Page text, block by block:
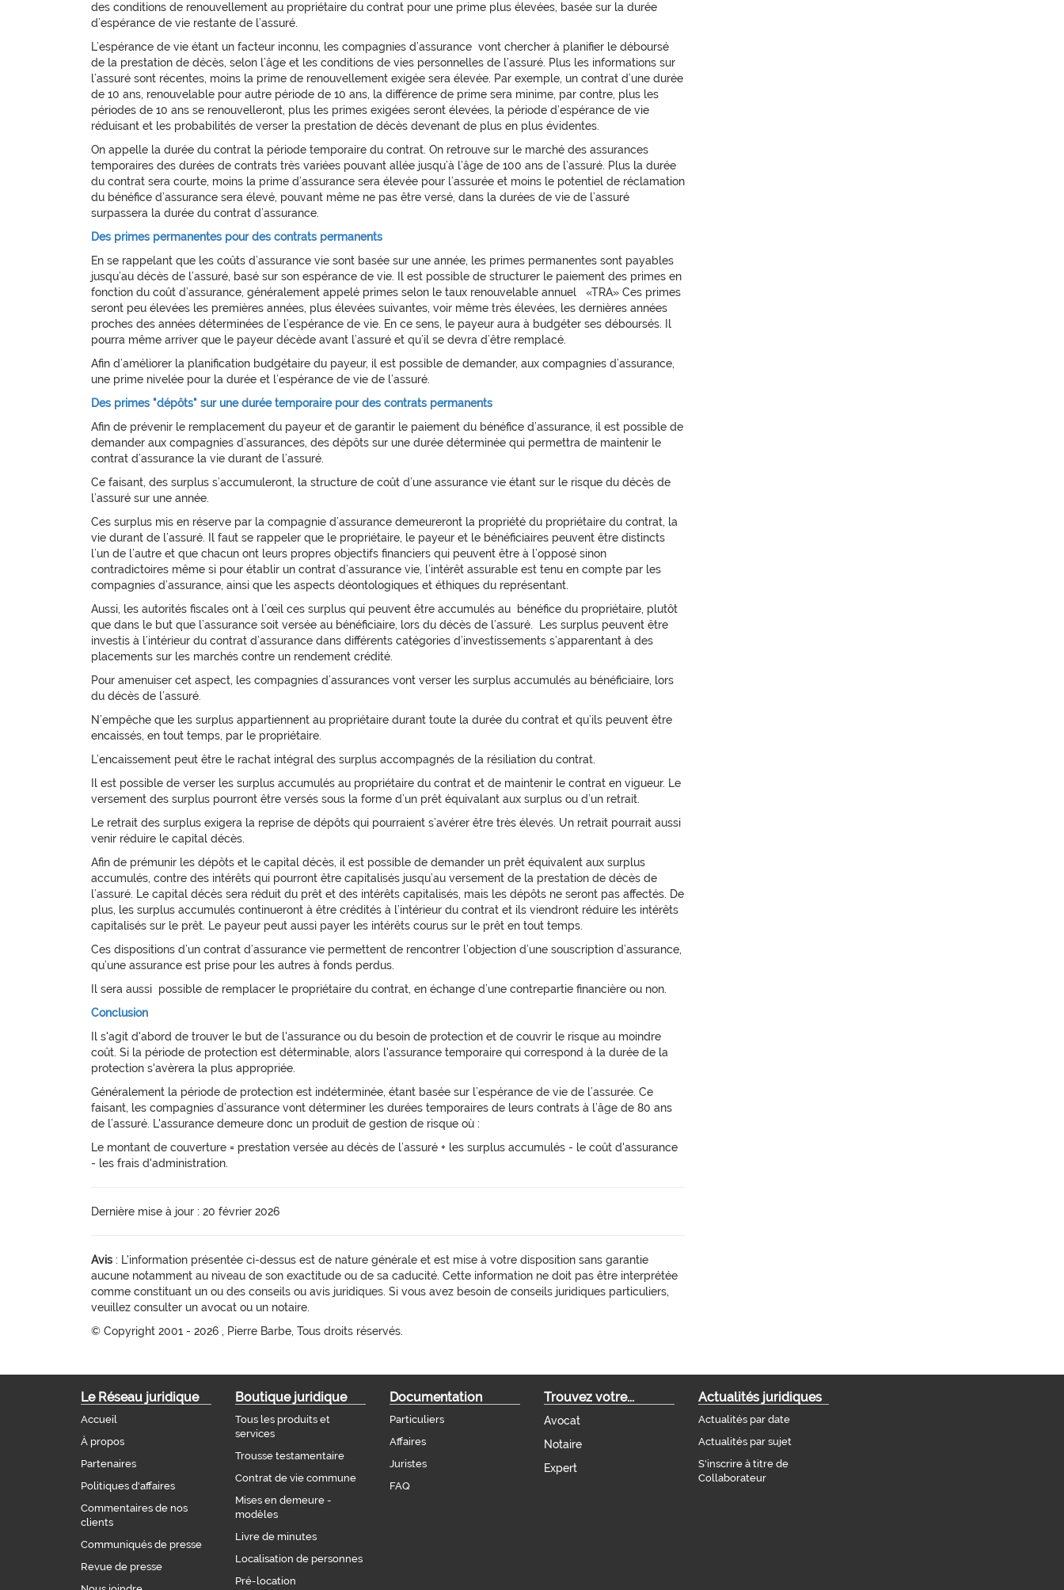
des conditions de renouvellement au propriétaire du contrat pour une prime plus élevées, basée sur la durée
d’espérance de vie restante de l’assuré.
L’espérance de vie étant un facteur inconnu, les compagnies d’assurance vont chercher à planifier le déboursé
de la prestation de décès, selon l’âge et les conditions de vies personnelles de l’assuré. Plus les informations sur
l’assuré sont récentes, moins la prime de renouvellement exigée sera élevée. Par exemple, un contrat d’une durée
de 10 ans, renouvelable pour autre période de 10 ans, la différence de prime sera minime, par contre, plus les
périodes de 10 ans se renouvelleront, plus les primes exigées seront élevées, la période d’espérance de vie
réduisant et les probabilités de verser la prestation de décès devenant de plus en plus évidentes.
On appelle la durée du contrat la période temporaire du contrat. On retrouve sur le marché des assurances
temporaires des durées de contrats très variées pouvant allée jusqu’à l’âge de 100 ans de l’assuré. Plus la durée
du contrat sera courte, moins la prime d’assurance sera élevée pour l’assurée et moins le potentiel de réclamation
du bénéfice d’assurance sera élevé, pouvant même ne pas être versé, dans la durées de vie de l’assuré
surpassera la durée du contrat d’assurance.
Des primes permanentes pour des contrats permanents
En se rappelant que les coûts d’assurance vie sont basée sur une année, les primes permanentes sont payables
jusqu’au décès de l’assuré, basé sur son espérance de vie. Il est possible de structurer le paiement des primes en
fonction du coût d’assurance, généralement appelé primes selon le taux renouvelable annuel «TRA» Ces primes
seront peu élevées les premières années, plus élevées suivantes, voir même très élevées, les dernières années
proches des années déterminées de l’espérance de vie. En ce sens, le payeur aura à budgéter ses déboursés. Il
pourra même arriver que le payeur décède avant l’assuré et qu’il se devra d’être remplacé.
Afin d’améliorer la planification budgétaire du payeur, il est possible de demander, aux compagnies d’assurance,
une prime nivelée pour la durée et l’espérance de vie de l’assuré.
Des primes "dépôts" sur une durée temporaire pour des contrats permanents
Afin de prévenir le remplacement du payeur et de garantir le paiement du bénéfice d’assurance, il est possible de
demander aux compagnies d’assurances, des dépôts sur une durée déterminée qui permettra de maintenir le
contrat d’assurance la vie durant de l’assuré.
Ce faisant, des surplus s’accumuleront, la structure de coût d’une assurance vie étant sur le risque du décès de
l’assuré sur une année.
Ces surplus mis en réserve par la compagnie d’assurance demeureront la propriété du propriétaire du contrat, la
vie durant de l’assuré. Il faut se rappeler que le propriétaire, le payeur et le bénéficiaires peuvent être distincts
l’un de l’autre et que chacun ont leurs propres objectifs financiers qui peuvent être à l’opposé sinon
contradictoires même si pour établir un contrat d’assurance vie, l’intérêt assurable est tenu en compte par les
compagnies d’assurance, ainsi que les aspects déontologiques et éthiques du représentant.
Aussi, les autorités fiscales ont à l’œil ces surplus qui peuvent être accumulés au bénéfice du propriétaire, plutôt
que dans le but que l’assurance soit versée au bénéficiaire, lors du décès de l’assuré. Les surplus peuvent être
investis à l’intérieur du contrat d’assurance dans différents catégories d’investissements s’apparentant à des
placements sur les marchés contre un rendement crédité.
Pour amenuiser cet aspect, les compagnies d’assurances vont verser les surplus accumulés au bénéficiaire, lors
du décès de l’assuré.
N’empêche que les surplus appartiennent au propriétaire durant toute la durée du contrat et qu’ils peuvent être
encaissés, en tout temps, par le propriétaire.
L’encaissement peut être le rachat intégral des surplus accompagnés de la résiliation du contrat.
Il est possible de verser les surplus accumulés au propriétaire du contrat et de maintenir le contrat en vigueur. Le
versement des surplus pourront être versés sous la forme d’un prêt équivalant aux surplus ou d’un retrait.
Le retrait des surplus exigera la reprise de dépôts qui pourraient s’avérer être très élevés. Un retrait pourrait aussi
venir réduire le capital décès.
Afin de prémunir les dépôts et le capital décès, il est possible de demander un prêt équivalent aux surplus
accumulés, contre des intérêts qui pourront être capitalisés jusqu’au versement de la prestation de décès de
l’assuré. Le capital décès sera réduit du prêt et des intérêts capitalisés, mais les dépôts ne seront pas affectés. De
plus, les surplus accumulés continueront à être crédités à l’intérieur du contrat et ils viendront réduire les intérêts
capitalisés sur le prêt. Le payeur peut aussi payer les intérêts courus sur le prêt en tout temps.
Ces dispositions d’un contrat d’assurance vie permettent de rencontrer l’objection d’une souscription d’assurance,
qu’une assurance est prise pour les autres à fonds perdus.
Il sera aussi possible de remplacer le propriétaire du contrat, en échange d’une contrepartie financière ou non.
Conclusion
Il s'agit d'abord de trouver le but de l'assurance ou du besoin de protection et de couvrir le risque au moindre
coût. Si la période de protection est déterminable, alors l'assurance temporaire qui correspond à la durée de la
protection s'avèrera la plus appropriée.
Généralement la période de protection est indéterminée, étant basée sur l’espérance de vie de l’assurée. Ce
faisant, les compagnies d’assurance vont déterminer les durées temporaires de leurs contrats à l’âge de 80 ans
de l’assuré. L'assurance demeure donc un produit de gestion de risque où :
Le montant de couverture = prestation versée au décès de l’assuré + les surplus accumulés - le coût d'assurance
- les frais d'administration.
Dernière mise à jour : 20 février 2026
Avis: L'information présentée ci-dessus est de nature générale et est mise à votre disposition sans garantie
aucune notamment au niveau de son exactitude ou de sa caducité. Cette information ne doit pas être interprétée
comme constituant un ou des conseils ou avis juridiques. Si vous avez besoin de conseils juridiques particuliers,
veuillez consulter un avocat ou un notaire.
© Copyright 2001 - 2026 , Pierre Barbe, Tous droits réservés.
Le Réseau juridique
Accueil
À propos
Partenaires
Politiques d'affaires
Commentaires de nos
clients
Communiqués de presse
Revue de presse
Boutique juridique
Tous les produits et
services
Trousse testamentaire
Contrat de vie commune
Mises en demeure -
modèles
Livre de minutes
Localisation de personnes
Pré-location
Documentation
Particuliers
Affaires
Juristes
FAQ
Trouvez votre...
Avocat
Notaire
Expert
Actualités juridiques
Actualités par date
Actualités par sujet
S'inscrire à titre de
Collaborateur